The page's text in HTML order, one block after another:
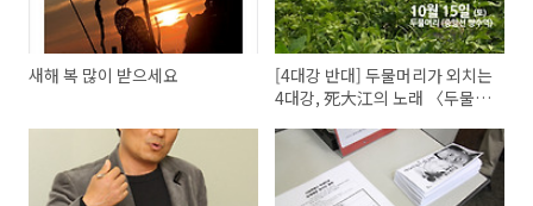
새해 복 많이 받으세요
[4대강 반대] 두물머리가 외치는
4대강, 死大江의 노래 〈두물머